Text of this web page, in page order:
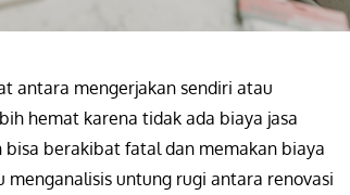
antara mengerjakan sendiri atau
hemat karena tidak ada biaya jasa
berakibat fatal dan memakan biaya
menganalisis untung rugi antara renovasi